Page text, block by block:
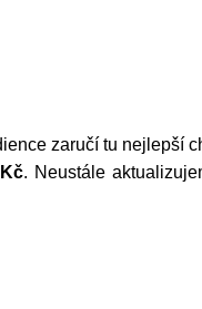
zaručí tu nejlepší
. Neustále